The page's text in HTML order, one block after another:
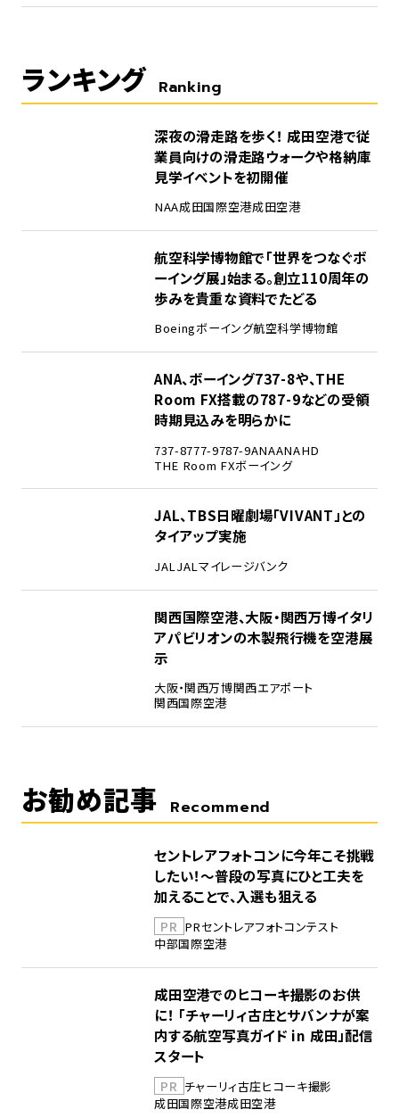
ランキング Ranking
深夜の滑走路を歩く！ 成田空港で従
業員向けの滑走路ウォークや格納庫
見学イベントを初開催
NAA成田国際空港成田空港
航空科学博物館で「世界をつなぐボ
ーイング展」始まる。創立110周年の
歩みを貴重な資料でたどる
Boeingボーイング航空科学博物館
ANA、ボーイング737-8や、THE
Room FX搭載の787-9などの受領
時期見込みを明らかに
737-8777-9787-9ANAANAHD
THE Room FXボーイング
JAL、TBS日曜劇場「VIVANT」との
タイアップ実施
JAL JALマイレージバンク
関西国際空港、大阪・関西万博イタリ
アパビリオンの木製飛行機を空港展
示
大阪・関西万博関西エアポート
関西国際空港
お勧め記事 Recommend
セントレアフォトコンに今年こそ挑戦
したい！～普段の写真にひと工夫を
加えることで、入選も狙える
PR PRセントレアフォトコンテスト
中部国際空港
成田空港でのヒコーキ撮影のお供
に！ 「チャーリィ古庄とサバンナが案
内する航空写真ガイド in 成田」配信
スタート
PR チャーリィ古庄ヒコーキ撮影
成田国際空港成田空港